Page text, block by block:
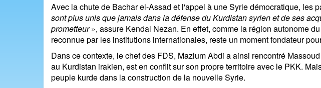
Avec la chute de Bachar el-Assad et l'appel à une Syrie démocratique, les
sont plus unis que jamais dans la défense du Kurdistan syrien et de ses
prometteur», assure Kendal Nezan. En effet, comme la région autonome
reconnue par les institutions internationales, reste un moment fondateur
Dans ce contexte, le chef des FDS, Mazlum Abdi a ainsi rencontré
au Kurdistan irakien, est en conflit sur son propre territoire avec le PKK.
peuple kurde dans la construction de la nouvelle Syrie.